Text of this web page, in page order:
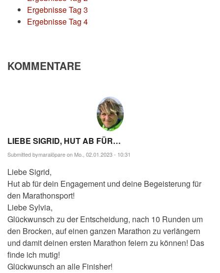
Ergebnisse Tag 3
Ergebnisse Tag 4
KOMMENTARE
LIEBE SIGRID, HUT AB FÜR…
Submitted bymaralöpareon Mo., 02.01.2023 - 10:31
Liebe Sigrid,
Hut ab für dein Engagement und deine Begeisterung für
den Marathonsport!
Liebe Sylvia,
Glückwunsch zu der Entscheidung, nach 10 Runden um
den Brocken, auf einen ganzen Marathon zu verlängern
und damit deinen ersten Marathon feiern zu können! Das
finde ich mutig!
Glückwunsch an alle Finisher!